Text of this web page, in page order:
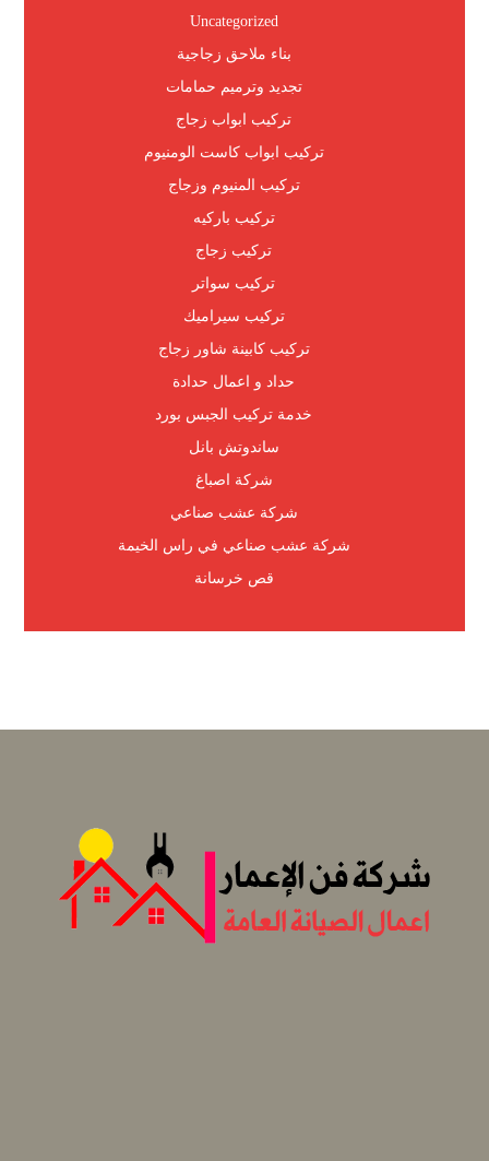
Uncategorized
بناء ملاحق زجاجية
تجديد وترميم حمامات
تركيب ابواب زجاج
تركيب ابواب كاست الومنيوم
تركيب المنيوم وزجاج
تركيب باركيه
تركيب زجاج
تركيب سواتر
تركيب سيراميك
تركيب كابينة شاور زجاج
حداد و اعمال حدادة
خدمة تركيب الجبس بورد
ساندوتش بانل
شركة اصباغ
شركة عشب صناعي
شركة عشب صناعي في راس الخيمة
قص خرسانة